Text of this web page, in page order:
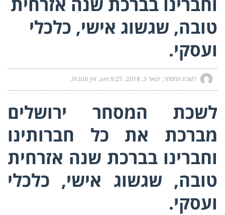
טובה, שגשוג אישי, כלכלי
ועסקי.
לשכת המסחר ינואר 3, 2018 9:25 am אין תגובות
לשכת המסחר ירושלים
מברכת את כל חברותינו
וחברינו בברכת שנה אזרחית
טובה, שגשוג אישי, כלכלי
ועסקי.